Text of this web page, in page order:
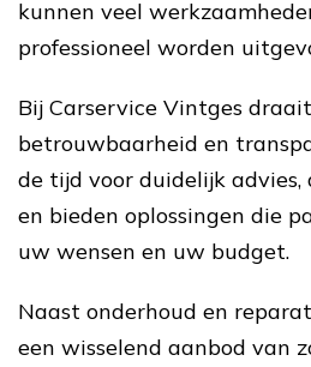
kunnen veel
professioneel worden
Bij Carservice Vintges
betrouwbaarheid en
de tijd voor duidelijk advies,
en bieden oplossingen die
uw wensen en uw budget.
Naast onderhoud en
een wisselend aanbod van